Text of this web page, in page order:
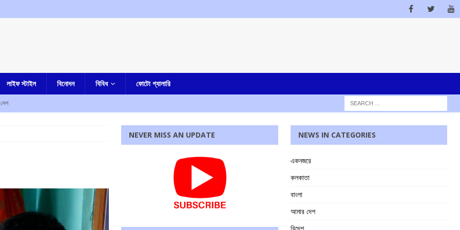
লাইফ স্টাইল বিনোদন বিবিধ ফোটো গ্যালারি
হীরে সহ ধৃত এক
কাকলি ঘোষদস্তিদারের সঙ্গে একান্তে কথা সাংসদ রাজীব কুমারের
উত্তেজনা ডোমজুর এলাকায়..
NEVER MISS AN UPDATE NEWS IN CATEGORIES
একনজরে
কলকাতা
বাংলা
আমার দেশ